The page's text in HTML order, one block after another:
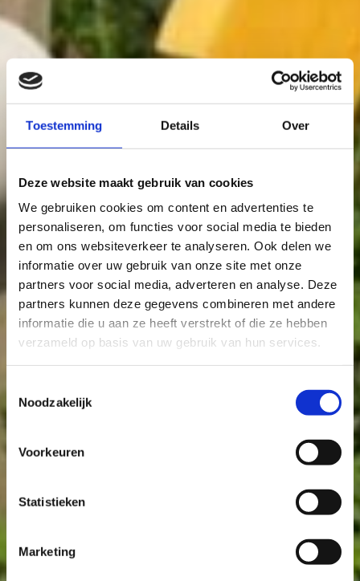
Toestemming Details Over
Deze website maakt gebruik van cookies
We gebruiken cookies om content en advertenties te
personaliseren, om functies voor social media te bieden
en om ons websiteverkeer te analyseren. Ook delen we
informatie over uw gebruik van onze site met onze
partners voor social media, adverteren en analyse. Deze
partners kunnen deze gegevens combineren met andere
informatie die u aan ze heeft verstrekt of die ze hebben
verzameld op basis van uw gebruik van hun services.
Noodzakelijk
Voorkeuren
Statistieken
Marketing